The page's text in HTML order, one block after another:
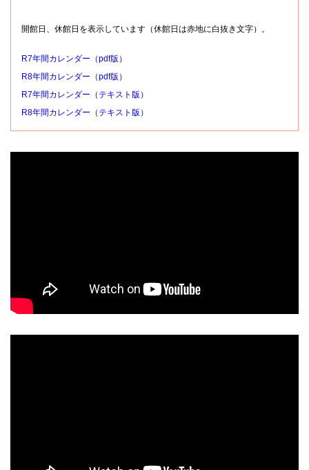
開館日、休館日を表示しています（休館日は赤地に白抜き文字）。
R7年間カレンダー（pdf版）
R8年間カレンダー（pdf版）
R7年間カレンダー（テキスト版）
R8年間カレンダー（テキスト版）